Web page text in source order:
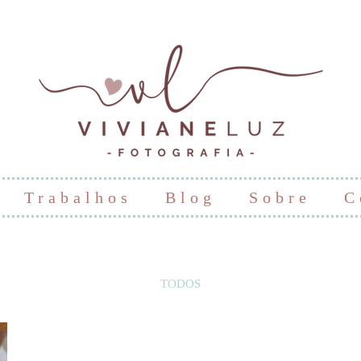
Trabalhos Blog Sobre
TODOS